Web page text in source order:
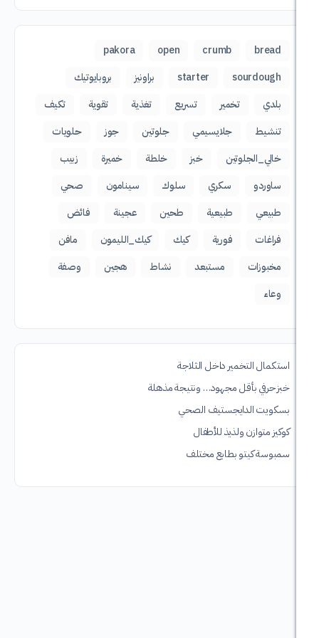
crumb
open
pakora
starter براونيز
بروبايوتيك
تخمير
تسريع تغذية تقوية
تكيف
جلايسيمي جلوتين جوز
حلويات
خبز خلطة خميرة
زبيب
سكري سلوك سينامون
صحي
طبيعية طحين عجينة
فائض
فورية كيك_الليمون
مافن
مستبعد نشاط هجين وصفة
داخل الثلاجة
بأقل مجهود… ونتيجة مذهلة
الصحي
ولذيذ للأطفال
بطابع مختلف